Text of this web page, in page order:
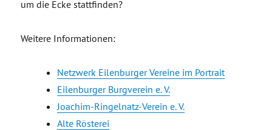
um die Ecke stattfinden?
Weitere Informationen:
Netzwerk Eilenburger Vereine im Portrait
Eilenburger Burgverein e. V.
Joachim-Ringelnatz-Verein e. V.
Alte Rösterei